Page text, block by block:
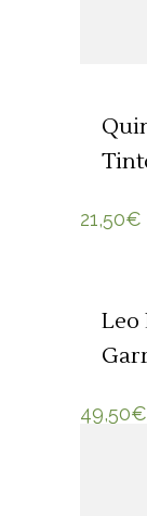
21,50€
Leo
49,50€